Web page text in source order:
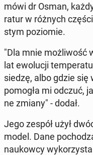
mówi dr Osman,
ra­tur w różnych
stym po­zio­mie.
"Dla mnie moż­li­wość
lat ewo­lu­cji
siedzę, albo gdzie się
pomogła mi odczuć,
ne zmiany" - dodał.
Jego zespół użył
model. Dane
na­ukow­cy